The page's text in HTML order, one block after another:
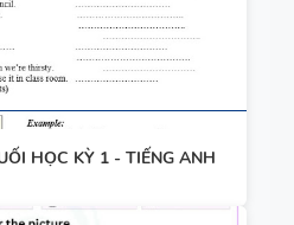
HỌC KỲ 1 - TIẾNG ANH